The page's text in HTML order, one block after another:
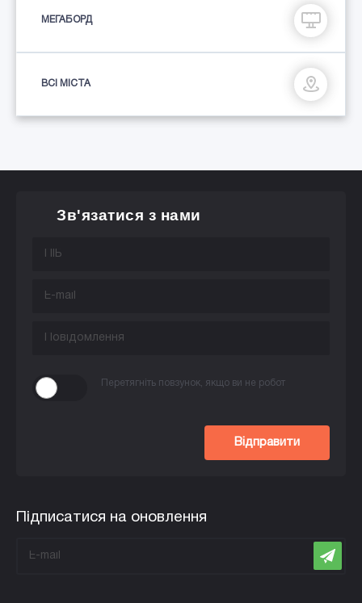
МЕГАБОРД
ВСІ МІСТА
Зв'язатися з нами
Перетягніть повзунок, якщо ви не робот
Відправити
Підписатися на оновлення